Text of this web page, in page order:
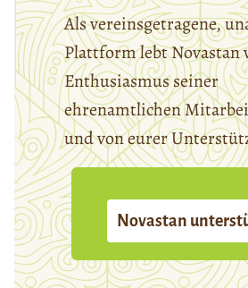
Als vereinsgetragene,
Plattform lebt Novastan
Enthusiasmus seiner
ehrenamtlichen
und von eurer
Novastan